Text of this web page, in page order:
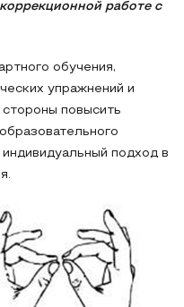
работе с
обучения,
упражнений и
повысить
подход в